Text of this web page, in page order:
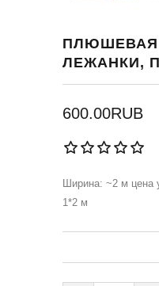
ПЛЮШЕВАЯ
ЛЕЖАНКИ,
600.00RUB
Ширина: ~2 м цена
1*2 м